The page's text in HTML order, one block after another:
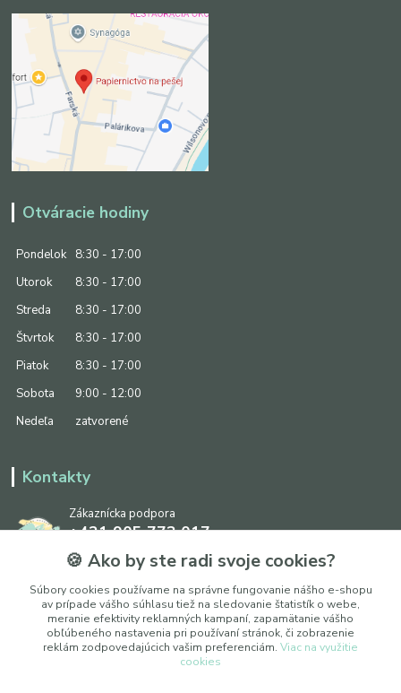
Otváracie hodiny
Pondelok
8:30 - 17:00
Utorok
8:30 - 17:00
Streda
8:30 - 17:00
Štvrtok
8:30 - 17:00
Piatok
8:30 - 17:00
Sobota
9:00 - 12:00
Nedeľa
zatvorené
Kontakty
Zákaznícka podpora
+421 905 773 017
(Po-Pia, 8:30 - 17:00, So: 9:00 - 12:00)
info@ipapier.sk
🍪 Ako by ste radi svoje cookies?
Súbory cookies používame na správne fungovanie nášho e-shopu
av prípade vášho súhlasu tiež na sledovanie štatistík o webe,
meranie efektivity reklamných kampaní, zapamätanie vášho
obľúbeného nastavenia pri používaní stránok, či zobrazenie
reklám zodpovedajúcich vašim preferenciám. Viac na využitie
cookies